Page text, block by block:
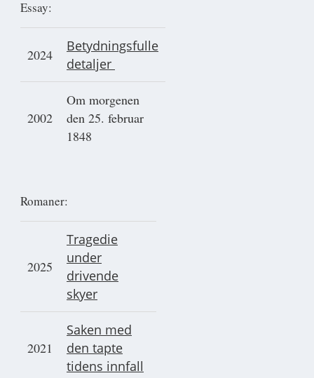
Essay:
2024
Betydningsfulle
detaljer
2002
Om morgenen
den 25. februar
1848
Romaner:
2025
Tragedie
under
drivende
skyer
2021
Saken med
den tapte
tidens innfall